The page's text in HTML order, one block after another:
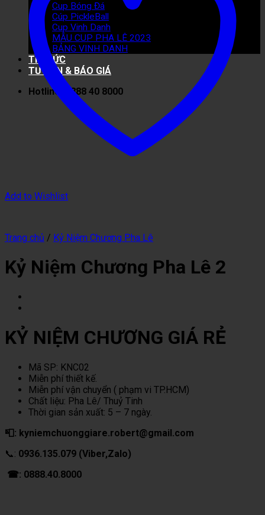
Cup Bóng Đá
Cúp PickleBall
Cup Vinh Danh
MẪU CUP PHA LÊ 2023
BẢNG VINH DANH
TIN TỨC
TƯ VẤN & BÁO GIÁ
Hotline: 0888 40 8000
Add to Wishlist
Trang chủ / Kỷ Niệm Chương Pha Lê
Kỷ Niệm Chương Pha Lê 2
KỶ NIỆM CHƯƠNG GIÁ RẺ
Mã SP: KNC02
Miễn phí thiết kế.
Miễn phí vận chuyển ( phạm vi TP.HCM)
Chất liệu: Pha Lê/ Thuỷ Tinh
Thời gian sản xuất: 5 – 7 ngày.
📮: kyniemchuonggiare.robert@gmail.com
📞: 0936.135.079 (Viber,Zalo)
☎: 0888.40.8000